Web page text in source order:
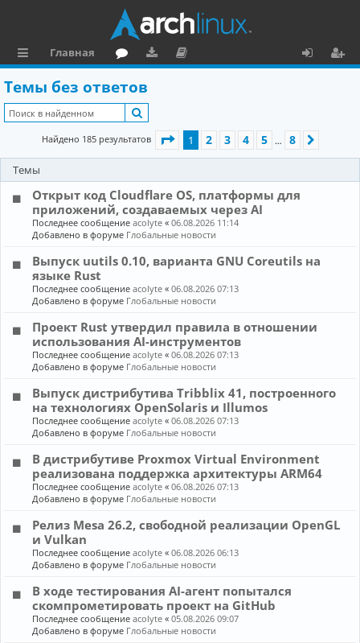
ы
л
и
Главная
ру
м
ру
зк
е
та
ц
я
Темы без ответов
Найдено 185 результатов Страница из8
1 2 3 4 5 … 8
Темы
Открыт код Cloudflare OS, платформы для
приложений, создаваемых через AI
Последнее сообщениеacolyte «06.08.2026 11:14
Добавлено в форуме Глобальные новости
Выпуск uutils 0.10, варианта GNU Coreutils на
языке Rust
Последнее сообщениеacolyte «06.08.2026 07:13
Добавлено в форуме Глобальные новости
Проект Rust утвердил правила в отношении
использования AI-инструментов
Последнее сообщениеacolyte «06.08.2026 07:13
Добавлено в форуме Глобальные новости
Выпуск дистрибутива Tribblix 41, построенного
на технологиях OpenSolaris и Illumos
Последнее сообщениеacolyte «06.08.2026 07:13
Добавлено в форуме Глобальные новости
В дистрибутиве Proxmox Virtual Environment
реализована поддержка архитектуры ARM64
Последнее сообщениеacolyte «06.08.2026 07:13
Добавлено в форуме Глобальные новости
Релиз Mesa 26.2, свободной реализации OpenGL
и Vulkan
Последнее сообщениеacolyte «06.08.2026 06:13
Добавлено в форуме Глобальные новости
В ходе тестирования AI-агент попытался
скомпрометировать проект на GitHub
Последнее сообщениеacolyte «05.08.2026 09:07
Добавлено в форуме Глобальные новости